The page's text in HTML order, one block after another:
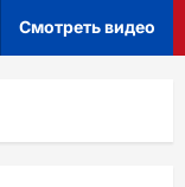
Смотреть видео